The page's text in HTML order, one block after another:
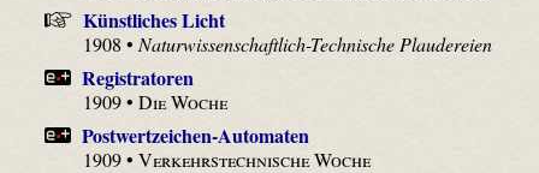
Künstliches Licht
1908 •Naturwissenschaftlich-Technische Plaudereien
Registratoren
1909 •Die Woche
Postwertzeichen-Automaten
1909 •Verkehrstechnische Woche